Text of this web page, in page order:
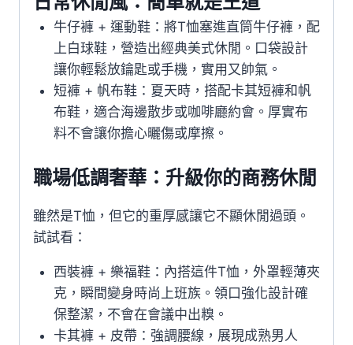
牛仔褲 + 運動鞋：將T恤塞進直筒牛仔褲，配
上白球鞋，營造出經典美式休閒。口袋設計
讓你輕鬆放鑰匙或手機，實用又帥氣。
短褲 + 帆布鞋：夏天時，搭配卡其短褲和帆
布鞋，適合海邊散步或咖啡廳約會。厚實布
料不會讓你擔心曬傷或摩擦。
職場低調奢華：升級你的商務休閒
雖然是T恤，但它的重厚感讓它不顯休閒過頭。
試試看：
西裝褲 + 樂福鞋：內搭這件T恤，外罩輕薄夾
克，瞬間變身時尚上班族。領口強化設計確
保整潔，不會在會議中出糗。
卡其褲 + 皮帶：強調腰線，展現成熟男人